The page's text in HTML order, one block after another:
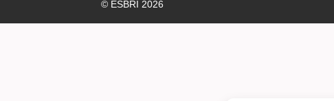
© ESBRI 2026